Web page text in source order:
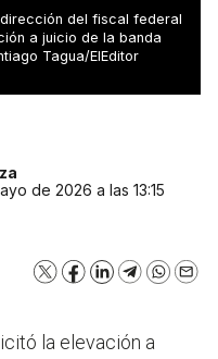
juzgados por
agravado de armas,
del fiscal federal
a juicio de la banda
Tagua/ElEditor
de 2026 a las 13:15
X Facebook
LinkedInTelegram
la elevación a